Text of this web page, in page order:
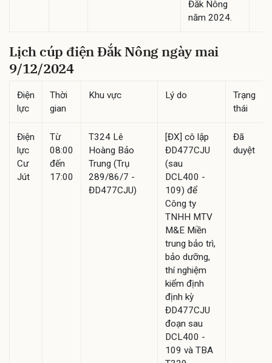
Đăk Nông
năm 2024.
Lịch cúp điện Đắk Nông ngày mai
9/12/2024
Điện
lực
Thời
gian
Khu vực Lý do
Trạng
thái
Điện
lực
Cư
Jút
Từ
08:00
đến
17:00
T324 Lê
Hoàng Bảo
Trung (Trụ
289/86/7 -
ĐD477CJU)
[ĐX] cô lập
ĐD477CJU
(sau
DCL400 -
109) để
Công ty
TNHH MTV
M&E Miền
trung bảo trì,
bảo dưỡng,
thí nghiệm
kiểm định
định kỳ
ĐD477CJU
đoạn sau
DCL400 -
109 và TBA
Đã
duyệt